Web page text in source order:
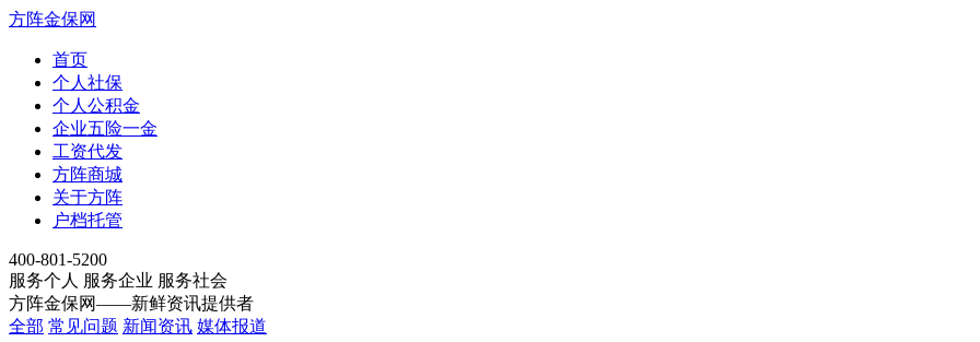
方阵金保网
首页
个人社保
个人公积金
企业五险一金
工资代发
方阵商城
关于方阵
户档托管
400-801-5200
服务个人 服务企业 服务社会
方阵金保网——新鲜资讯提供者
全部 常见问题 新闻资讯 媒体报道